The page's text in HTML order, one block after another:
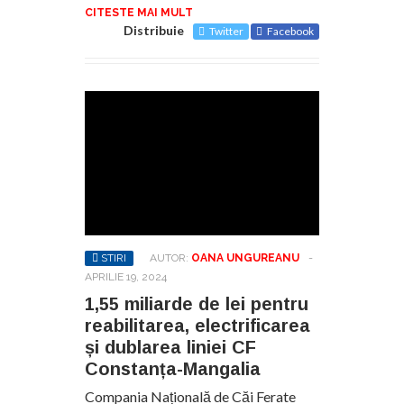
CITESTE MAI MULT
Distribuie Twitter Facebook
STIRI AUTOR: OANA UNGUREANU
-
APRILIE 19, 2024
1,55 miliarde de lei pentru
reabilitarea, electrificarea
și dublarea liniei CF
Constanța-Mangalia
Compania Națională de Căi Ferate